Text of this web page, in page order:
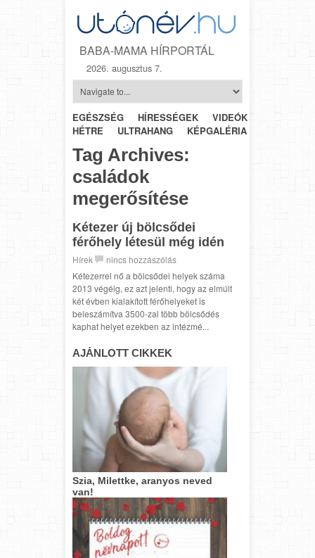
BABA-MAMA HÍRPORTÁL
2026. augusztus 7.
EGÉSZSÉG HÍRESSÉGEK VIDEÓK
HÉTRŐL-
HÉTRE
ULTRAHANG KÉPGALÉRIA
Tag Archives:
családok
megerősítése
Kétezer új bölcsődei
férőhely létesül még idén
Hírek
nincs hozzászólás
Kétezerrel nő a bölcsődei helyek száma
2013 végéig, ez azt jelenti, hogy az elmúlt
két évben kialakított férőhelyeket is
beleszámítva 3500-zal több bölcsődés
kaphat helyet ezekben az intézmé...
AJÁNLOTT CIKKEK
Szia, Milettke, aranyos neved
van!